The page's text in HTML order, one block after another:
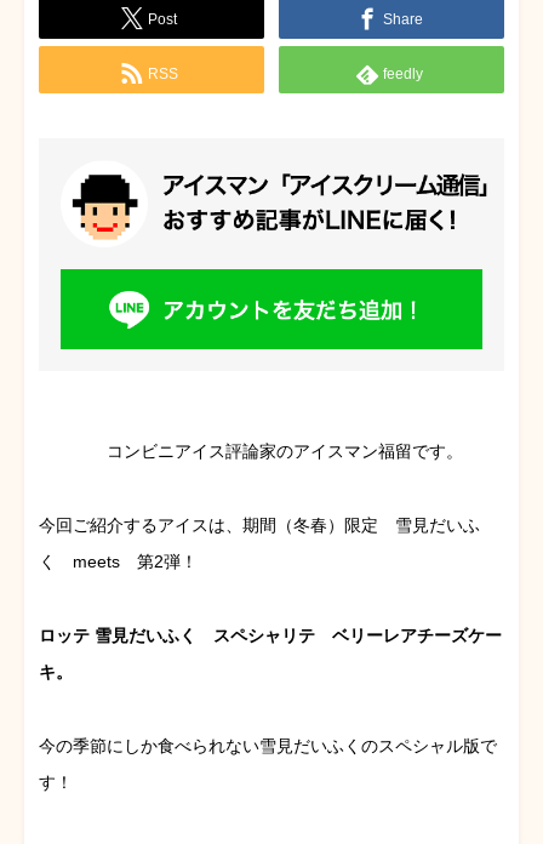
Post Share
RSS feedly
コンビニアイス評論家のアイスマン福留です。
今回ご紹介するアイスは、期間（冬春）限定 雪見だいふ
く meets 第2弾！
ロッテ 雪見だいふく スペシャリテ ベリーレアチーズケー
キ。
今の季節にしか食べられない雪見だいふくのスペシャル版で
す！